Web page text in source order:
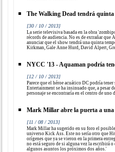
The Walking Dead tendrá
[30 / 10 / 2013]
La serie televisiva basada en la obra
récords de audiencia. No es de extrañar
anunciar que el show tendrá una quinta
Kirkman, Gale Anne Hurd, David Alpert,
NYCC '13 - Aquaman podría
[12 / 10 / 2013]
Parece que el héroe acuático DC podría
Entertainment se ha insinuado que, a pesar
personaje se encontraría en el centro de uno
Mark Millar abre la puerta a una
[11 / 08 / 2013]
Mark Millar ha sugerido en su foro el
universo Kick Ass. Este no sería otro que
orígenes que ya se vieron en la primera
no está seguro de si alguna vez la escribirá
algunos asuntos los próximos dos años.'